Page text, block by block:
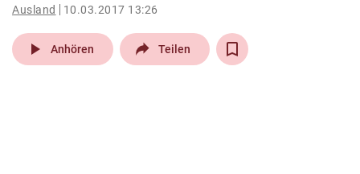
pin_drop
Wien arrow_right
Ausland 10.03.2017 13:26
play_arrow Anhören Teilen